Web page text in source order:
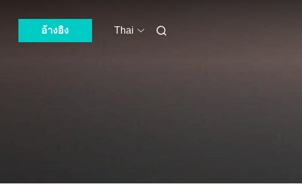
อ้างอิง Thai